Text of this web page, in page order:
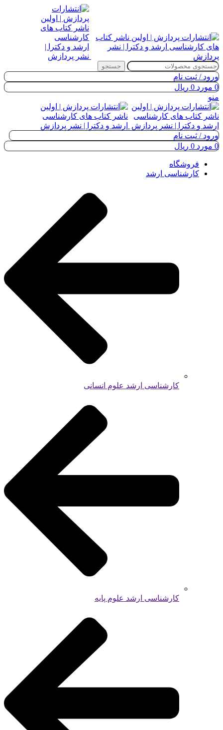
جستجو
ورود / ثبت نام
0 مورد 0 ریال
منو
ورود / ثبت نام
0 مورد 0 ریال
فروشگاه
کارشناسی ارشد
کارشناسی ارشد علوم انسانی
کارشناسی ارشد علوم پایه